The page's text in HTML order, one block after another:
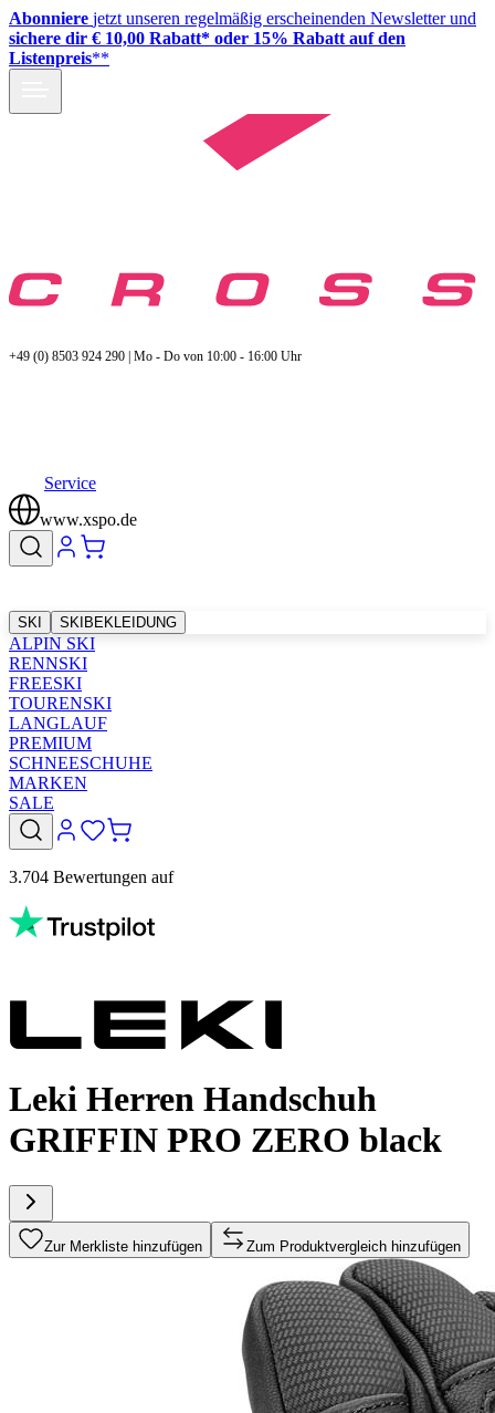
Abonniere jetzt unseren regelmäßig erscheinenden Newsletter und
sichere dir € 10,00 Rabatt* oder 15% Rabatt auf den
Listenpreis**
+49 (0) 8503 924 290 | Mo - Do von 10:00 - 16:00 Uhr
Service
www.xspo.de
SKI SKIBEKLEIDUNG
ALPIN SKI
RENNSKI
FREESKI
TOURENSKI
LANGLAUF
PREMIUM
SCHNEESCHUHE
MARKEN
SALE
3.704 Bewertungen auf
Leki Herren Handschuh
GRIFFIN PRO ZERO black
Zur Merkliste hinzufügen Zum Produktvergleich hinzufügen